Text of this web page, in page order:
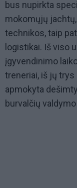
bus nupirkta
mokomųjų
technikos, taip
logistikai. Iš viso
įgyvendinimo
treneriai, iš jų
apmokyta
burvalčių